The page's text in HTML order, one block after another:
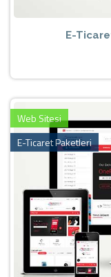
E-
Web Sitesi
E-Ticaret Paketleri